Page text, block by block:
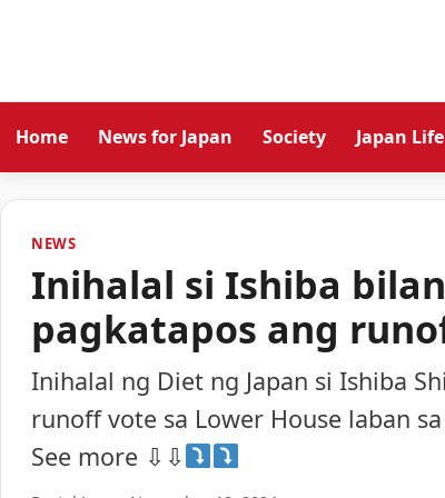
Home News for Japan Society Japan Life
NEWS
Inihalal si Ishiba
pagkatapos ang
Inihalal ng Diet ng Japan si Ishiba
runoff vote sa Lower House laban
See more ⇩⇩